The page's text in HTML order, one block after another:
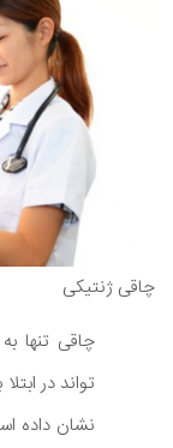
چاقی ژنتیکی
چاقی تنها
تواند در